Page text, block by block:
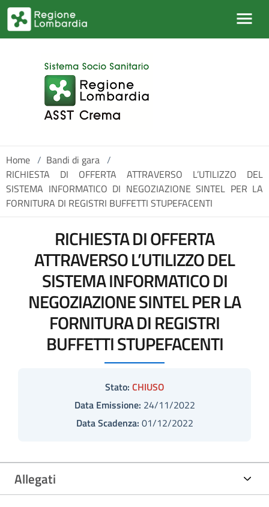
Salta al contenuto principale
Home / Bandi di gara /
RICHIESTA DI OFFERTA ATTRAVERSO L’UTILIZZO DEL
SISTEMA INFORMATICO DI NEGOZIAZIONE SINTEL PER LA
FORNITURA DI REGISTRI BUFFETTI STUPEFACENTI
RICHIESTA DI OFFERTA
ATTRAVERSO L’UTILIZZO DEL
SISTEMA INFORMATICO DI
NEGOZIAZIONE SINTEL PER LA
FORNITURA DI REGISTRI
BUFFETTI STUPEFACENTI
Stato: CHIUSO
Data Emissione: 24/11/2022
Data Scadenza: 01/12/2022
Allegati